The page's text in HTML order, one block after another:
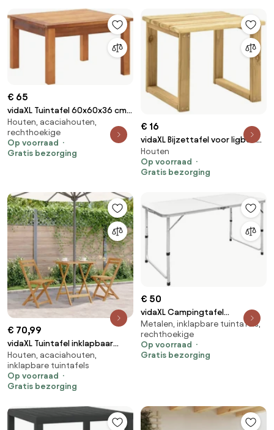
€ 65
vidaXL Tuintafel 60x60x36 cm
massief acaciahout
Houten, acaciahouten,
rechthoekige
Op voorraad
Gratis bezorging
€ 16
vidaXL Bijzettafel voor ligbed
30x30x26 cm geïmpregneerd
grenenhout
Houten
Op voorraad
Gratis bezorging
€ 70,99
vidaXL Tuintafel inklapbaar
60x60x75 cm massief
acaciahout
Houten, acaciahouten,
inklapbare tuintafels
Op voorraad
Gratis bezorging
€ 50
vidaXL Campingtafel
inklapbaar en verstelbaar
120x60 cm aluminium
Metalen, inklapbare tuintafels,
rechthoekige
Op voorraad
Gratis bezorging